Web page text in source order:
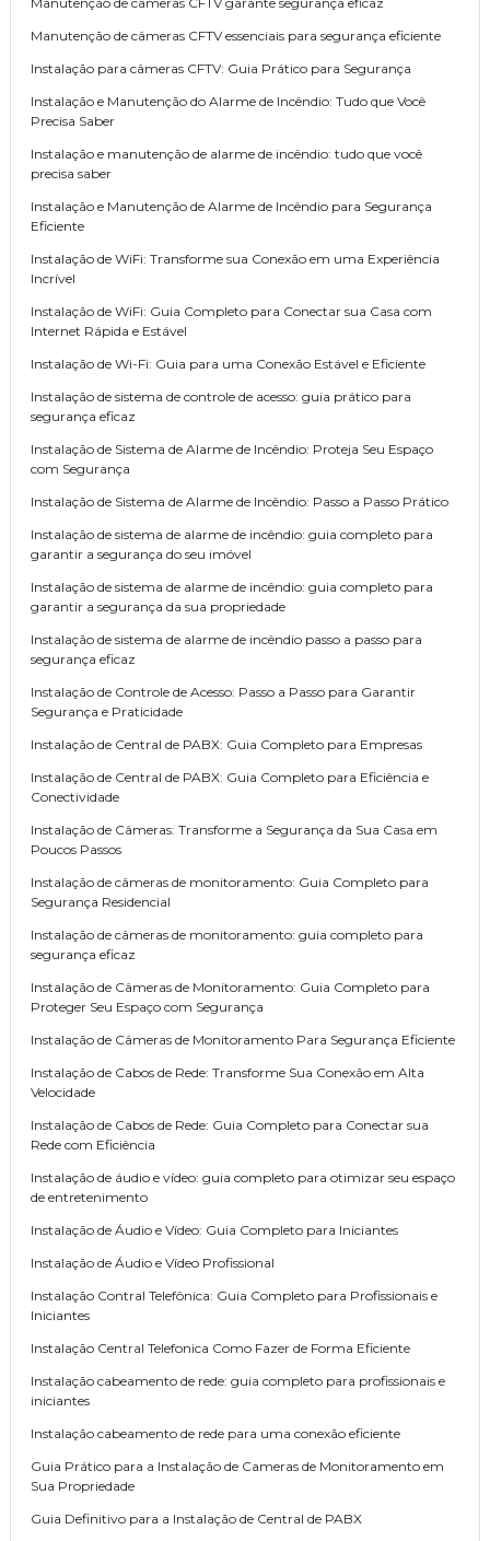
Manutenção de câmeras CFTV essenciais para segurança eficiente
Instalação para câmeras CFTV: Guia Prático para Segurança
Instalação e Manutenção do Alarme de Incêndio: Tudo que Você
Precisa Saber
Instalação e manutenção de alarme de incêndio: tudo que você
precisa saber
Instalação e Manutenção de Alarme de Incêndio para Segurança
Eficiente
Instalação de WiFi: Transforme sua Conexão em uma Experiência
Incrível
Instalação de WiFi: Guia Completo para Conectar sua Casa com
Internet Rápida e Estável
Instalação de Wi-Fi: Guia para uma Conexão Estável e Eficiente
Instalação de sistema de controle de acesso: guia prático para
segurança eficaz
Instalação de Sistema de Alarme de Incêndio: Proteja Seu Espaço
com Segurança
Instalação de Sistema de Alarme de Incêndio: Passo a Passo Prático
Instalação de sistema de alarme de incêndio: guia completo para
garantir a segurança do seu imóvel
Instalação de sistema de alarme de incêndio: guia completo para
garantir a segurança da sua propriedade
Instalação de sistema de alarme de incêndio passo a passo para
segurança eficaz
Instalação de Controle de Acesso: Passo a Passo para Garantir
Segurança e Praticidade
Instalação de Central de PABX: Guia Completo para Empresas
Instalação de Central de PABX: Guia Completo para Eficiência e
Conectividade
Instalação de Câmeras: Transforme a Segurança da Sua Casa em
Poucos Passos
Instalação de câmeras de monitoramento: Guia Completo para
Segurança Residencial
Instalação de câmeras de monitoramento: guia completo para
segurança eficaz
Instalação de Câmeras de Monitoramento: Guia Completo para
Proteger Seu Espaço com Segurança
Instalação de Câmeras de Monitoramento Para Segurança Eficiente
Instalação de Cabos de Rede: Transforme Sua Conexão em Alta
Velocidade
Instalação de Cabos de Rede: Guia Completo para Conectar sua
Rede com Eficiência
Instalação de áudio e vídeo: guia completo para otimizar seu espaço
de entretenimento
Instalação de Áudio e Vídeo: Guia Completo para Iniciantes
Instalação de Áudio e Vídeo Profissional
Instalação Contral Telefônica: Guia Completo para Profissionais e
Iniciantes
Instalação Central Telefonica Como Fazer de Forma Eficiente
Instalação cabeamento de rede: guia completo para profissionais e
iniciantes
Instalação cabeamento de rede para uma conexão eficiente
Guia Prático para a Instalação de Cameras de Monitoramento em
Sua Propriedade
Guia Definitivo para a Instalação de Central de PABX